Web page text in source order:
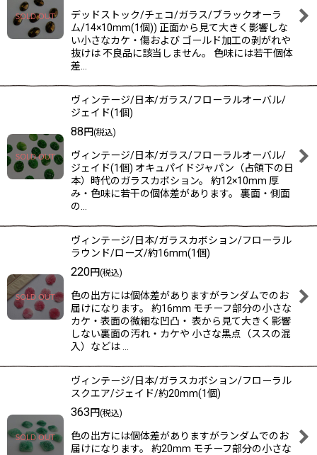
デッドストック/チェコ/ガラス/ブラックオーラ
ム/14×10mm(1個)) 正面から見て大きく影響しな
い小さなカケ・傷および ゴールド加工の剥がれや
抜けは 不良品に該当しません。 色味には若干個体
差…
ヴィンテージ/日本/ガラス/フローラルオーバル/
ジェイド(1個)
88円(税込)
ヴィンテージ/日本/ガラス/フローラルオーバル/
ジェイド(1個) オキュパイドジャパン（占領下の日
本）時代のガラスカボション。 約12×10mm 厚
み・色味に若干の個体差があります。 裏面・側面
の…
ヴィンテージ/日本/ガラスカボション/フローラル
ラウンド/ローズ/約16mm(1個)
220円(税込)
色の出方には個体差がありますがランダムでのお
届けになります。 約16mm モチーフ部分の小さな
カケ・表面の微細な凹凸・ 表から見て大きく影響
しない裏面の汚れ・カケや 小さな黒点（ススの混
入）などは …
ヴィンテージ/日本/ガラスカボション/フローラル
スクエア/ジェイド/約20mm(1個)
363円(税込)
色の出方には個体差がありますがランダムでのお
届けになります。 約20mm モチーフ部分の小さな